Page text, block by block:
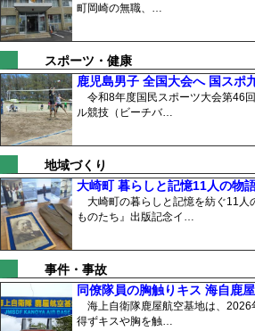
町岡崎の無職、…
スポーツ・健康
鹿児島男子 全国大会へ 国スポ
令和8年度国民スポーツ大会第46
ル競技（ビーチバ…
地域づくり
大崎町 暮らしと記憶11人の物
大崎町の暮らしと記憶を紡ぐ11人
ものたち』出版記念イ…
事件・事故
同僚隊員の胸触りキス 海自鹿
海上自衛隊鹿屋航空基地は、2026
得ずキスや胸を触…